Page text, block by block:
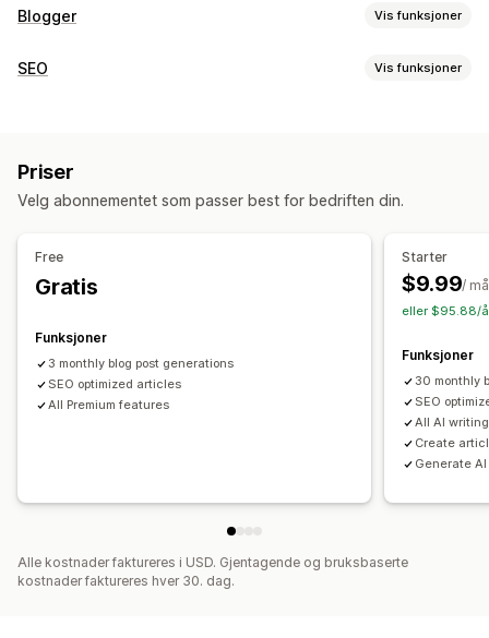
Blogger Vis funksjoner
Innholdsskaping
SEO
Søkeordoptimalisering
SEO-analyse
SEO Vis funksjoner
Priser
Velg abonnementet som passer best for bedriften din.
Free
Gratis
Funksjoner
3 monthly blog post generations
SEO optimized articles
All Premium features
Starter
$9.99/
eller $95.88/
Funksjoner
30 monthly
SEO
All AI
Create
Generate
Alle kostnader faktureres i USD. Gjentagende og bruksbaserte
kostnader faktureres hver 30. dag.